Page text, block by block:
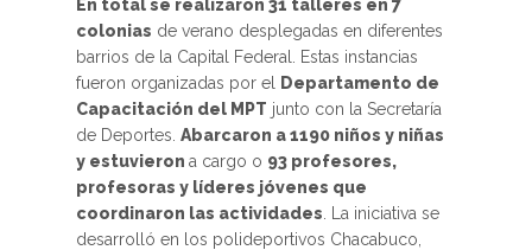
En total se realizaron 31 talleres en 7
colonias de verano desplegadas en diferentes
barrios de la Capital Federal. Estas instancias
fueron organizadas por el
Departamento de
Capacitación del MPT junto con la Secretaría
de Deportes. Abarcaron a 1190 niños y niñas
y estuvieron a cargo o 93 profesores,
profesoras y líderes jóvenes que
coordinaron las actividades . La iniciativa se
desarrolló en los polideportivos Chacabuco,